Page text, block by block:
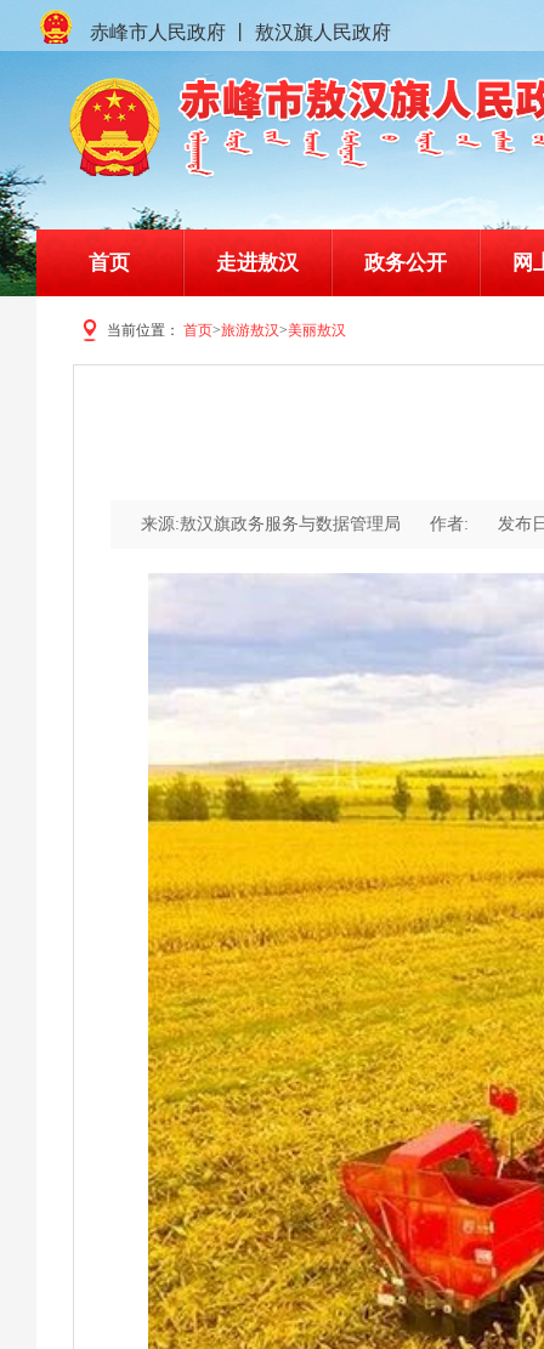
赤峰市人民政府 敖汉旗人民政府
首页 走进敖汉 政务公开 网
当前位置： 首页>旅游敖汉>美丽敖汉
来源:敖汉旗政务服务与数据管理局 作者: 发布